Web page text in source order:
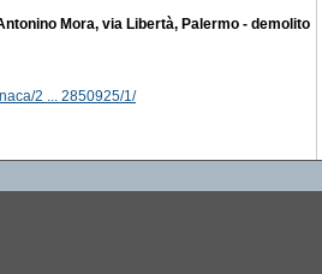
Mora, via Libertà, Palermo - demolito
2 ... 2850925/1/